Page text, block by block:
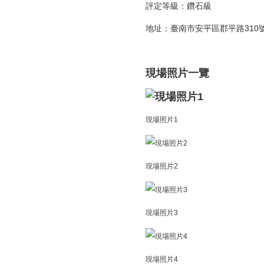
評定等級：鑽石級
地址：臺南市安平區郡平路310
現場照片一覽
現場照片1
現場照片2
現場照片3
現場照片4